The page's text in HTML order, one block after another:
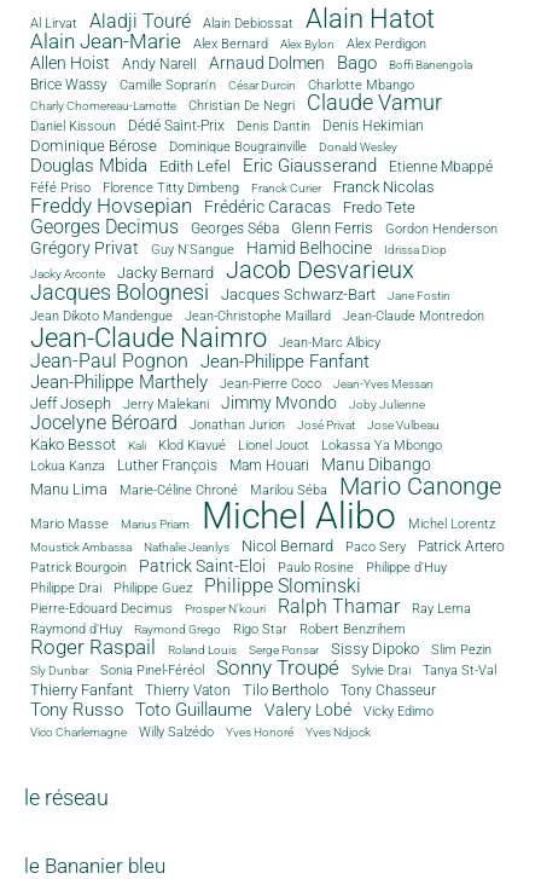
Al Lirvat Aladji Touré Alain Debiossat Alain Hatot
Alain Jean-Marie Alex Bernard Alex Bylon Alex Perdigon
Allen Hoist Andy Narell Arnaud Dolmen Bago Boffi Banengola
Brice Wassy Camille Sopran'n César Durcin Charlotte Mbango
Charly Chomereau-Lamotte Christian De Negri Claude Vamur
Daniel Kissoun Dédé Saint-Prix Denis Dantin Denis Hekimian
Dominique Bérose Dominique Bougrainville Donald Wesley
Douglas Mbida Edith Lefel Eric Giausserand Etienne Mbappé
Féfé Priso Florence Titty Dimbeng Franck Curier Franck Nicolas
Freddy Hovsepian Frédéric Caracas Fredo Tete
Georges Decimus Georges Séba Glenn Ferris Gordon Henderson
Grégory Privat Guy N'Sangue Hamid Belhocine
Idrissa Diop
Jacky Arconte
Jacky Bernard Jacob Desvarieux
Jacques Bolognesi Jacques Schwarz-Bart Jane Fostin
Jean Dikoto Mandengue Jean-Christophe Maillard Jean-Claude Montredon
Jean-Claude Naimro Jean-Marc Albicy
Jean-Paul Pognon
Jean-Philippe Fanfant
Jean-Philippe Marthely
Jean-Pierre Coco Jean-Yves Messan
Jeff Joseph Jerry Malekani Jimmy Mvondo Joby Julienne
Jocelyne Béroard Jonathan Jurion José Privat Jose Vulbeau
Kako Bessot Kali Klod Kiavué Lionel Jouot
Lokassa Ya Mbongo
Lokua Kanza
Luther François Mam Houari Manu Dibango
Manu Lima Marie-Céline Chroné Marilou Séba Mario Canonge
Mario Masse Marius Priam Michel Alibo Michel Lorentz
Moustick Ambassa Nathalie Jeanlys Nicol Bernard Paco Sery
Patrick Artero
Patrick Bourgoin
Patrick Saint-Eloi Paulo Rosine
Philippe d'Huy
Philippe Drai
Philippe Guez Philippe Slominski
Pierre-Edouard Decimus Prosper N'kouri Ralph Thamar
Ray Lema
Raymond d'Huy
Raymond Grego Rigo Star Robert Benzrihem
Roger Raspail Roland Louis Serge Ponsar Sissy Dipoko Slim Pezin
Sly Dunbar Sonia Pinel-Féréol Sonny Troupé Sylvie Drai Tanya St-Val
Thierry Fanfant Thierry Vaton Tilo Bertholo Tony Chasseur
Tony Russo Toto Guillaume Valery Lobé Vicky Edimo
Vico Charlemagne Willy Salzédo Yves Honoré Yves Ndjock
le réseau
le Bananier bleu